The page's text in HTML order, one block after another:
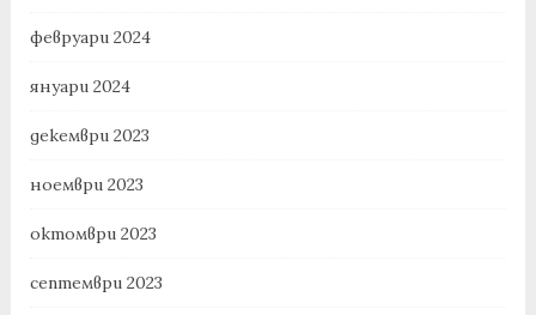
февруари 2024
януари 2024
декември 2023
ноември 2023
октомври 2023
септември 2023